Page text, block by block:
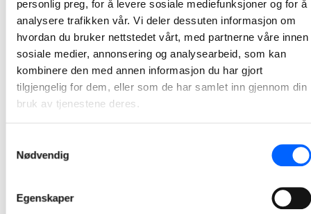
personlig preg, for å levere sosiale mediefunksjoner og for å
analysere trafikken vår. Vi deler dessuten informasjon om
hvordan du bruker nettstedet vårt, med partnerne våre innen
sosiale medier, annonsering og analysearbeid, som kan
kombinere den med annen informasjon du har gjort
tilgjengelig for dem, eller som de har samlet inn gjennom din
bruk av tjenestene deres.
Nødvendig
Egenskaper
Rivingen av gamle Park hotell i Drammen er gjennomført. Nå starter Statsbygg og NCC opp betongarbeidene til det nye tinghuset.